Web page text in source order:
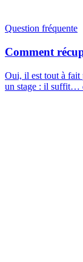
Question fréquente
Comment
Oui, il est tout à fait
un stage : il suffit…